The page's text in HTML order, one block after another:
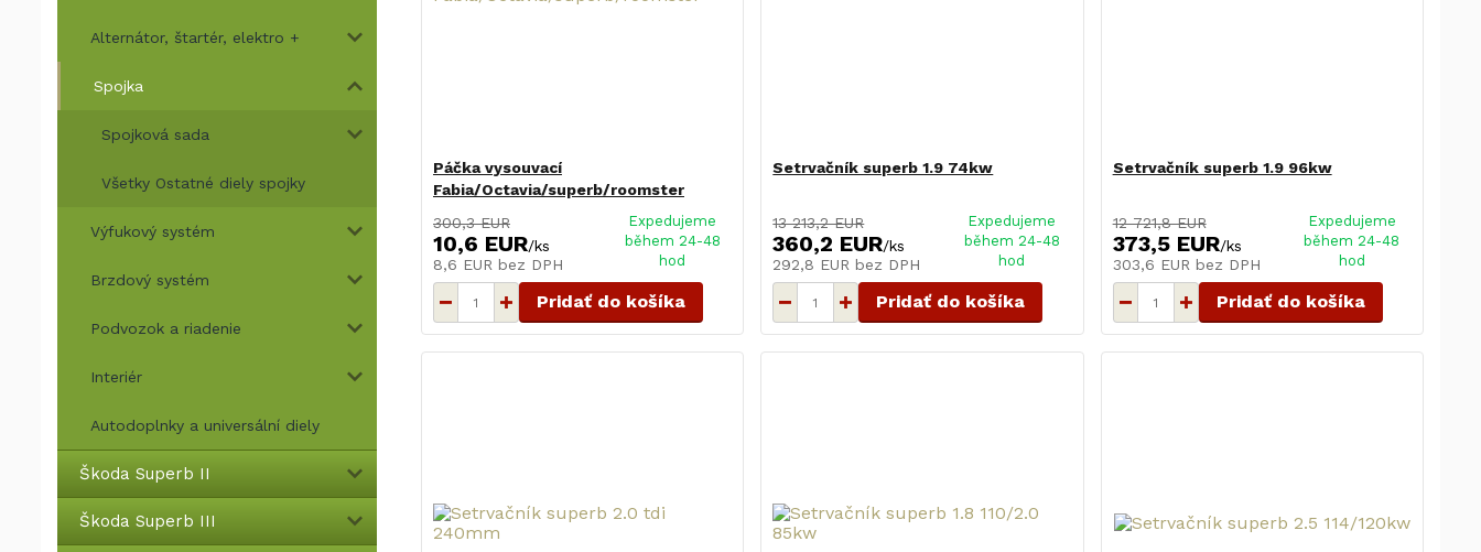
Alternátor, štartér, elektro +
Spojka
Spojková sada
Všetky Ostatné diely spojky
Výfukový systém
Brzdový systém
Podvozok a riadenie
Interiér
Autodoplnky a universální diely
Škoda Superb II
Škoda Superb III
Páčka vysouvací
Fabia/Octavia/superb/roomster
300,3 EUR
10,6 EUR/ks
8,6 EUR bez DPH
Expedujeme
během 24-48
hod
Pridať do košíka
Setrvačník superb 1.9 74kw
13 213,2 EUR
360,2 EUR/ks
292,8 EUR bez DPH
Expedujeme
během 24-48
hod
Pridať do košíka
Setrvačník superb 1.9 96kw
12 721,8 EUR
373,5 EUR/ks
303,6 EUR bez DPH
Expedujeme
během 24-48
hod
Pridať do košíka